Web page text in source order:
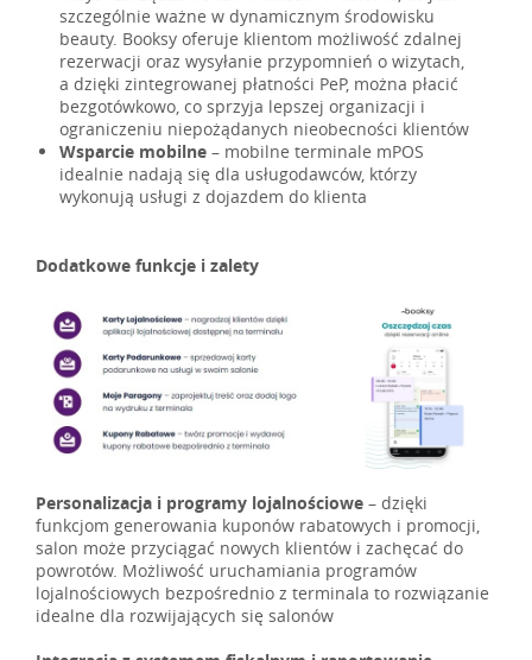
szczególnie ważne w dynamicznym środowisku
beauty. Booksy oferuje klientom możliwość zdalnej
rezerwacji oraz wysyłanie przypomnień o wizytach,
a dzięki zintegrowanej płatności PeP, można płacić
bezgotówkowo, co sprzyja lepszej organizacji i
ograniczeniu niepożądanych nieobecności klientów​
Wsparcie mobilne – mobilne terminale mPOS
idealnie nadają się dla usługodawców, którzy
wykonują usługi z dojazdem do klienta​
Dodatkowe funkcje i zalety
Personalizacja i programy lojalnościowe – dzięki
funkcjom generowania kuponów rabatowych i promocji,
salon może przyciągać nowych klientów i zachęcać do
powrotów. Możliwość uruchamiania programów
lojalnościowych bezpośrednio z terminala to rozwiązanie
idealne dla rozwijających się salonów​